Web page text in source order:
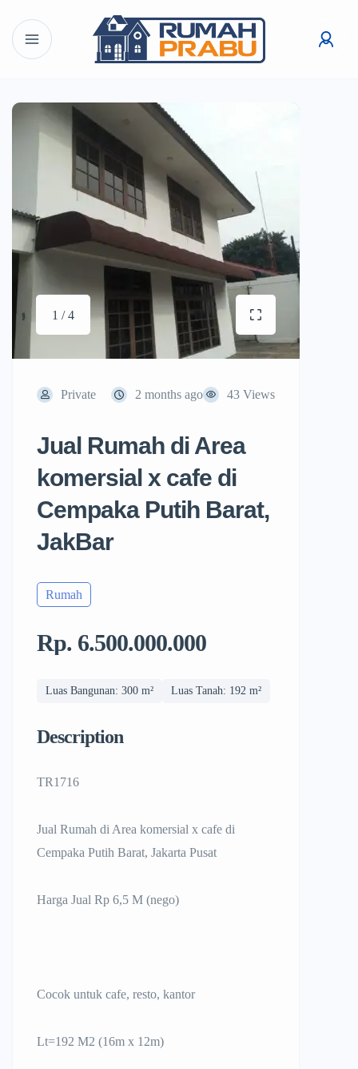
1 / 4
Private 2 months ago 43 Views
Jual Rumah di Area
komersial x cafe di
Cempaka Putih Barat,
JakBar
Rumah
Rp. 6.500.000.000
Luas Bangunan: 300 m² Luas Tanah: 192 m²
Description
TR1716
Jual Rumah di Area komersial x cafe di
Cempaka Putih Barat, Jakarta Pusat
Harga Jual Rp 6,5 M (nego)
Cocok untuk cafe, resto, kantor
Lt=192 M2 (16m x 12m)